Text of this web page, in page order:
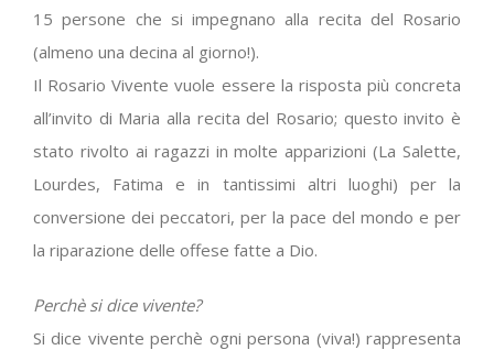
15 persone che si impegnano alla recita del Rosario
(almeno una decina al giorno!).
Il Rosario Vivente vuole essere la risposta più concreta
all’invito di Maria alla recita del Rosario; questo invito è
stato rivolto ai ragazzi in molte apparizioni (La Salette,
Lourdes, Fatima e in tantissimi altri luoghi) per la
conversione dei peccatori, per la pace del mondo e per
la riparazione delle offese fatte a Dio.
Perchè si dice vivente?
Si dice vivente perchè ogni persona (viva!) rappresenta